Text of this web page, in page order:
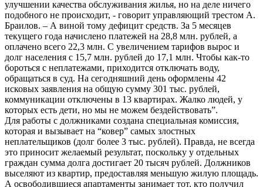
улучшении качества обслуживания жилья, но на деле ничего
подобного не происходит, - говорит управляющий трестом А.
Браилов. – А виной тому дефицит средств. За 5 месяцев
текущего года начислено платежей на 28,8 млн. рублей, а
оплачено всего 22,3 млн. С увеличением тарифов вырос и
долг населения с 15,7 млн. рублей до 17,1 млн. Чтобы как-то
бороться с неплатежами, приходится отключать воду,
обращаться в суд. На сегодняшний день оформлены 42
исковых заявления на общую сумму 301 тыс. рублей,
коммуникации отключены в 13 квартирах. Жалко людей, у
которых есть дети, но мы не можем бездействовать”.
Для работы с должниками создана специальная комиссия,
которая и вызывает на “ковер” самых злостных
неплательщиков (долг более 3 тыс. рублей). Правда, не всегда
это приносит желаемый результат, поскольку у отдельных
граждан сумма долга достигает 20 тысяч рублей. Должников
выселяют из квартир, предоставляя меньшую жилую площадь.
А освободившиеся апартаменты занимает тот, кто получил